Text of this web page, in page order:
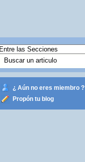
¿ Aún no eres miembro ?
Propón tu blog